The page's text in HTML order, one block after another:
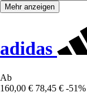
Mehr anzeigen
adidas
Ab
160,00 € 78,45 € -51%